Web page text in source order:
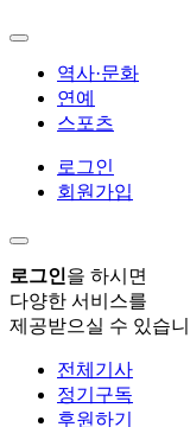
역사·문화
연예
스포츠
로그인
회원가입
로그인을 하시면
다양한 서비스를
제공받으실 수 있습
전체기사
정기구독
후원하기